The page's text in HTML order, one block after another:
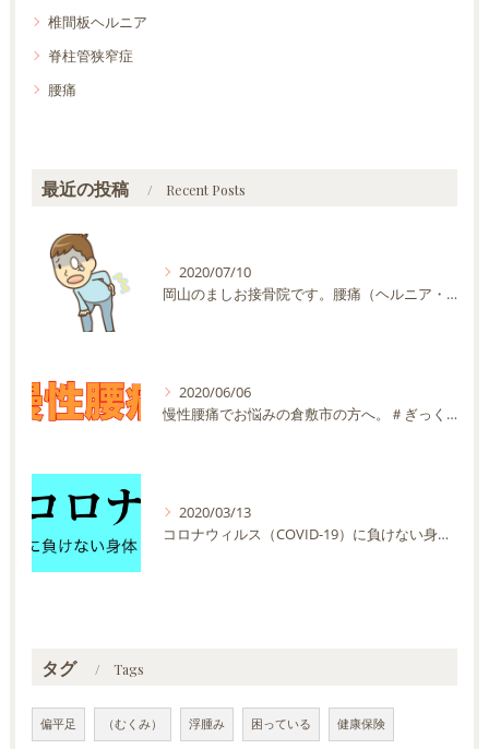
椎間板ヘルニア
脊柱管狭窄症
腰痛
最近の投稿 Recent Posts
2020/07/10
岡山のましお接骨院です。腰痛（ヘルニア・神経痛などを含む）でお悩みの方が多く来院する施術院です。
2020/06/06
慢性腰痛でお悩みの倉敷市の方へ。＃ぎっくり腰 ＃坐骨神経痛 ＃ヘルニア
2020/03/13
コロナウィルス（COVID-19）に負けない身体を作りましょう！！
タグ Tags
偏平足 （むくみ） 浮腫み 困っている 健康保険